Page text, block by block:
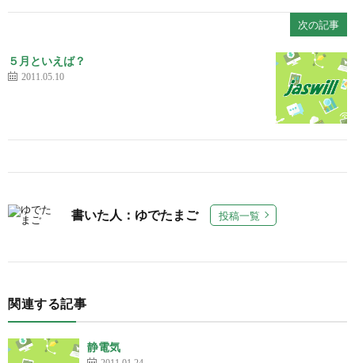
次の記事
５月といえば？
2011.05.10
書いた人：ゆでたまご 投稿一覧
関連する記事
静電気